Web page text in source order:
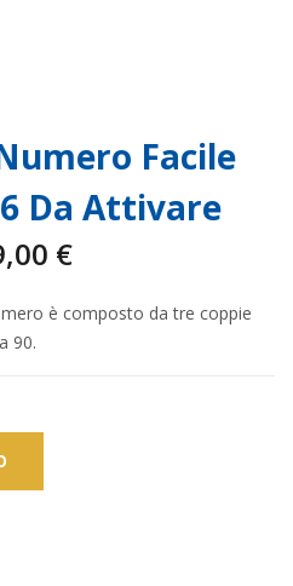
Facile
Da Attivare
€
è composto da tre coppie
90.